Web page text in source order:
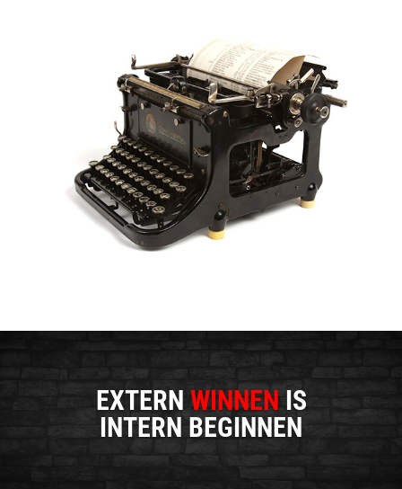
EXTERNWINNEN IS
INTERN BEGINNEN